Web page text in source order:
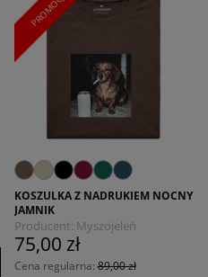
KOSZULKA Z NADRUKIEM NOCNY
JAMNIK
Producent: Myszojeleń
75,00 zł
Cena regularna:89,00 zł